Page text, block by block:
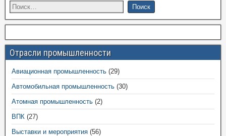
Отрасли промышленности
Авиационная промышленность (29)
Автомобильная промышленность (30)
Атомная промышленность (2)
ВПК (27)
Выставки и мероприятия (56)